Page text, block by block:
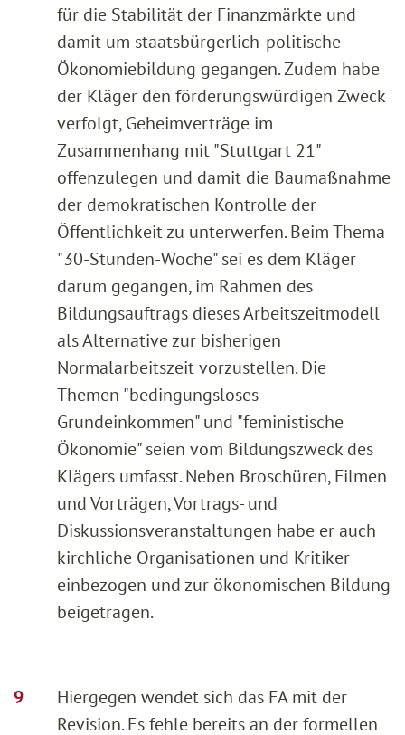
für die Stabilität der Finanzmärkte und
damit um staatsbürgerlich-politische
Ökonomiebildung gegangen. Zudem habe
der Kläger den förderungswürdigen Zweck
verfolgt, Geheimverträge im
Zusammenhang mit "Stuttgart 21"
offenzulegen und damit die Baumaßnahme
der demokratischen Kontrolle der
Öffentlichkeit zu unterwerfen. Beim Thema
"30-Stunden-Woche" sei es dem Kläger
darum gegangen, im Rahmen des
Bildungsauftrags dieses Arbeitszeitmodell
als Alternative zur bisherigen
Normalarbeitszeit vorzustellen. Die
Themen "bedingungsloses
Grundeinkommen" und "feministische
Ökonomie" seien vom Bildungszweck des
Klägers umfasst. Neben Broschüren, Filmen
und Vorträgen, Vortrags- und
Diskussionsveranstaltungen habe er auch
kirchliche Organisationen und Kritiker
einbezogen und zur ökonomischen Bildung
beigetragen.
Hiergegen wendet sich das FA mit der
Revision. Es fehle bereits an der formellen